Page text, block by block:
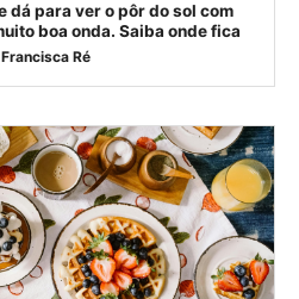
dá para ver o pôr do sol com
boa onda. Saiba onde fica
Francisca Ré